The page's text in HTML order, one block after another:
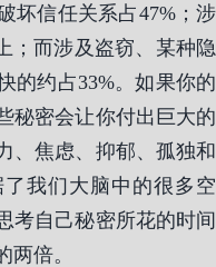
坏信任关系占47%；涉
；而涉及盗窃、某种隐
的约占33%。如果你的
秘密会让你付出巨大的
、焦虑、抑郁、孤独和
我们大脑中的很多空
考自己秘密所花的时间
倍。